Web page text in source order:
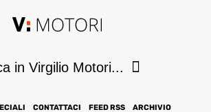
in Virgilio Motori...
CONTATTACI FEED RSS ARCHIVIO